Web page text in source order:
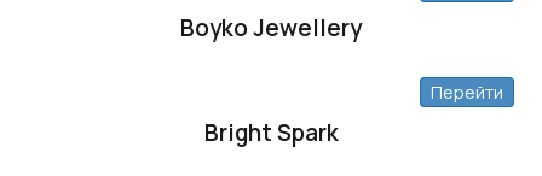
Boyko Jewellery
Перейти
Bright Spark